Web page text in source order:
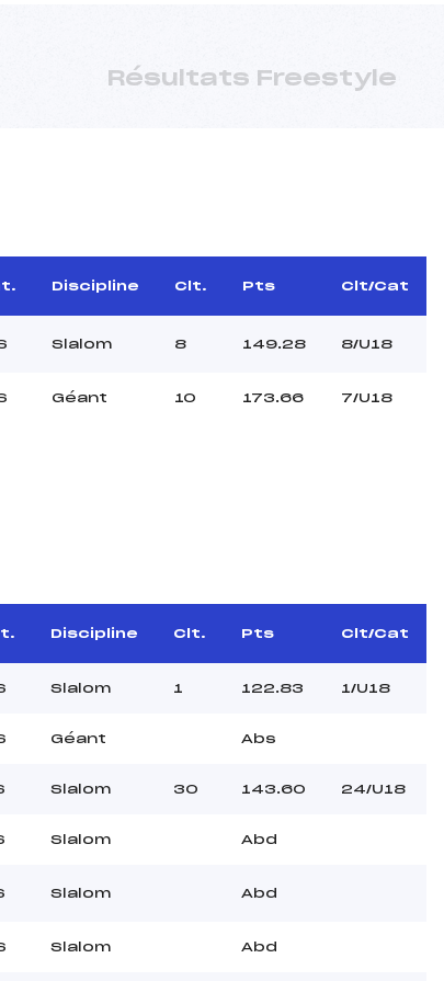
Résultats Freestyle
Discipline Clt. Pts Clt/Cat
Slalom 8 149.28 8/U18
Géant 10 173.66 7/U18
Discipline Clt. Pts Clt/Cat
Slalom 1 122.83 1/U18
Géant Abs
Slalom 30 143.60 24/U18
Slalom Abd
Slalom Abd
Slalom Abd